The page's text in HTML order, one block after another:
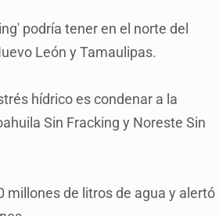
podría tener en el norte del
León y Tamaulipas.
hídrico es condenar a la
Sin Fracking y Noreste Sin
millones de litros de agua y alertó